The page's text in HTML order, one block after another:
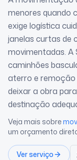
menores quando
exige logística
janelas curtas de
movimentadas. A
caminhões
aterro e remoção
deixar a obra
destinação
Veja mais sobre
um orçamento
Ver serviço